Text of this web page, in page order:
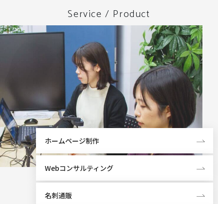
Service / Product
ホームページ制作
Webコンサルティング
名刺通販